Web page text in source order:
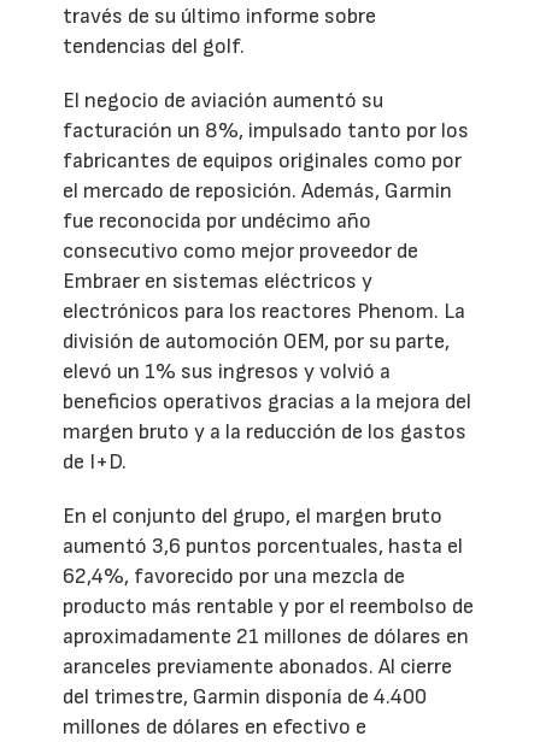
través de su último informe sobre
tendencias del golf.
El negocio de aviación aumentó su
facturación un 8%, impulsado tanto por los
fabricantes de equipos originales como por
el mercado de reposición. Además, Garmin
fue reconocida por undécimo año
consecutivo como mejor proveedor de
Embraer en sistemas eléctricos y
electrónicos para los reactores Phenom. La
división de automoción OEM, por su parte,
elevó un 1% sus ingresos y volvió a
beneficios operativos gracias a la mejora del
margen bruto y a la reducción de los gastos
de I+D.
En el conjunto del grupo, el margen bruto
aumentó 3,6 puntos porcentuales, hasta el
62,4%, favorecido por una mezcla de
producto más rentable y por el reembolso de
aproximadamente 21 millones de dólares en
aranceles previamente abonados. Al cierre
del trimestre, Garmin disponía de 4.400
millones de dólares en efectivo e